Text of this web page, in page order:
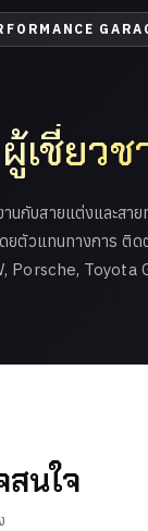
เชี่ยว
นกับสายแต่งและสา
ดยตัวแทนทางการ ติ
Porsche, Toyota
นใจ